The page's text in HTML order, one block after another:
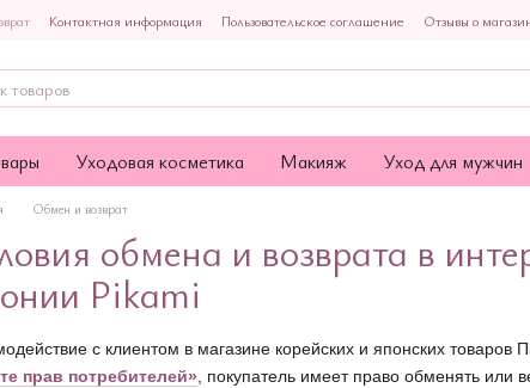
Контактная информация Пользовательское соглашение Отзывы о
Уходовая косметика Макияж Уход для мужчин
Обмен и возврат
обмена и возврата в
Pikami
с клиентом в магазине корейских и японских
прав потребителей» , покупатель имеет право обменять или